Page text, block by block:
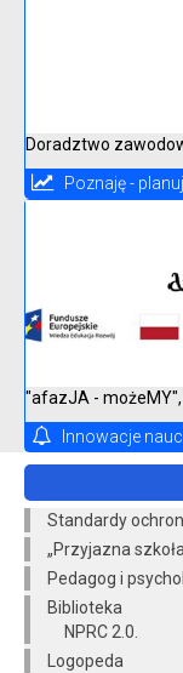
Doradztwo
Poznaję -
"afazJA -
Innowacje
Standardy
„Przyjazna
Pedagog i
Biblioteka
NPRC 2.0.
Logopeda